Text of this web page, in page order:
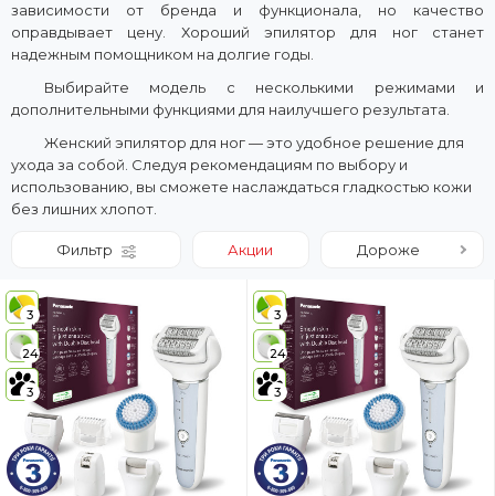
зависимости от бренда и функционала, но качество
оправдывает цену. Хороший эпилятор для ног станет
надежным помощником на долгие годы.
Выбирайте модель с несколькими режимами и
дополнительными функциями для наилучшего результата.
Женский эпилятор для ног — это удобное решение для
ухода за собой. Следуя рекомендациям по выбору и
использованию, вы сможете наслаждаться гладкостью кожи
без лишних хлопот.
Фильтр Акции Дороже
3
24
3
3
24
3